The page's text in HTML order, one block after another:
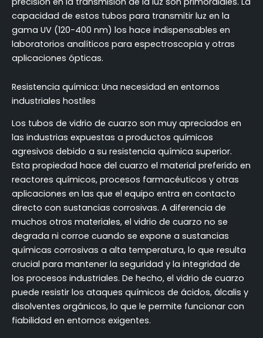
capacidad de estos tubos para transmitir luz en la
gama UV (120-400 nm) los hace indispensables en
laboratorios analíticos para espectroscopia y otras
aplicaciones ópticas.
Resistencia química: Una necesidad en entornos
industriales hostiles
Los tubos de vidrio de cuarzo son muy apreciados en
las industrias expuestas a productos químicos
agresivos debido a su resistencia química superior.
Esta propiedad hace del cuarzo el material preferido en
reactores químicos, procesos farmacéuticos y otras
aplicaciones en las que el equipo entra en contacto
directo con sustancias corrosivas. A diferencia de
muchos otros materiales, el vidrio de cuarzo no se
degrada ni corroe cuando se expone a sustancias
químicas corrosivas a alta temperatura, lo que resulta
crucial para mantener la seguridad y la integridad de
los procesos industriales. De hecho, el vidrio de cuarzo
puede resistir los ataques químicos de ácidos, álcalis y
disolventes orgánicos, lo que le permite funcionar con
fiabilidad en entornos exigentes.